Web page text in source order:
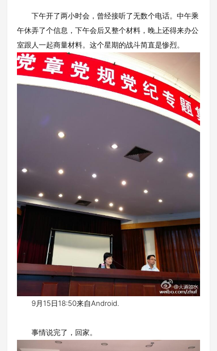
下午开了两小时会，曾经接听了无数个电话。中午乘
午休弄了个信息，下午会后又整个材料，晚上还得来办公
室跟人一起商量材料。这个星期的战斗简直是惨烈。
9月15日18:50来自Android.
事情说完了，回家。